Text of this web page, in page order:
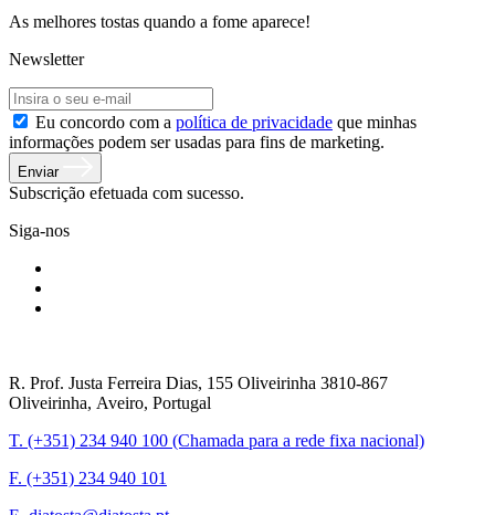
As melhores tostas quando a fome aparece!
Newsletter
Eu concordo com a política de privacidade que minhas
informações podem ser usadas para fins de marketing.
Enviar
Subscrição efetuada com sucesso.
Siga-nos
R. Prof. Justa Ferreira Dias, 155 Oliveirinha 3810-867
Oliveirinha, Aveiro, Portugal
T. (+351) 234 940 100 (Chamada para a rede fixa nacional)
F. (+351) 234 940 101